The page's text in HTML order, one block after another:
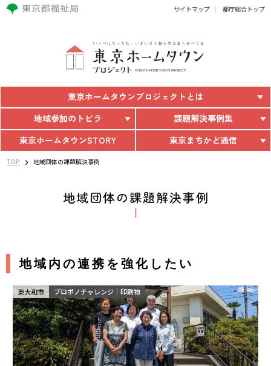
サイトマップ 都庁総合トップ
東京ホームタウンプロジェクトとは
地域参加のトビラ
課題解決事例集
東京ホームタウンSTORY 東京まちかど通信
TOP 地域団体の課題解決事例
地域団体の課題解決事例
地域内の連携を強化したい
東大和市 プロボノチャレンジ｜印刷物